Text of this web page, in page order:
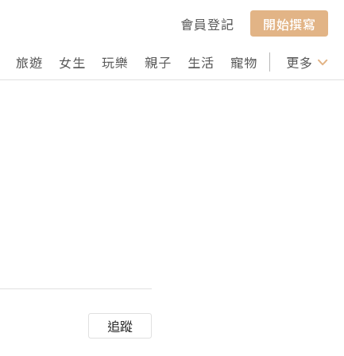
會員登記
開始撰寫
旅遊 女生 玩樂 親子 生活 寵物 行山 打卡
更多
追蹤